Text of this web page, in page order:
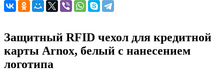
Защитный RFID чехол для кредитной
карты Arnox, белый с нанесением
логотипа